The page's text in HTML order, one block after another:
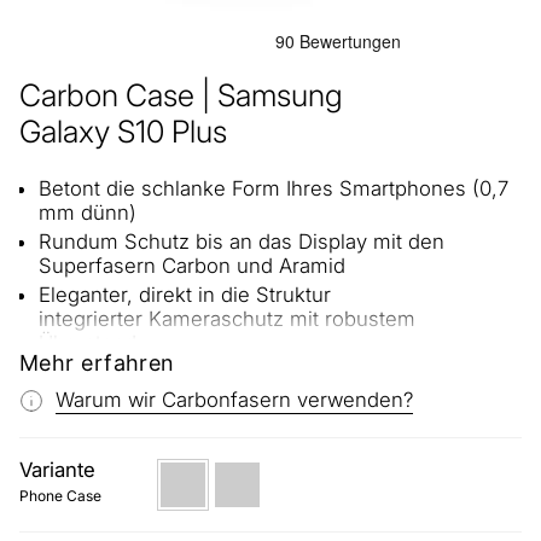
Carbon Case | Samsung
Galaxy S10 Plus
Betont die schlanke Form Ihres Smartphones (0,7
mm dünn)
Rundum Schutz bis an das Display mit den
Superfasern Carbon und Aramid
Eleganter, direkt in die Struktur
integrierter Kameraschutz mit robustem
Direkter Tastenzugriff mit Schutz vor Aus-
Versehen-Drücken
Gleitet perfekt in und aus der Tasche, griffig und
Fingerabdruck-frei durch fein strukturierte 3D-
Mehr erfahren
Warum wir Carbonfasern verwenden?
Variante
Phone Case
Magnetic